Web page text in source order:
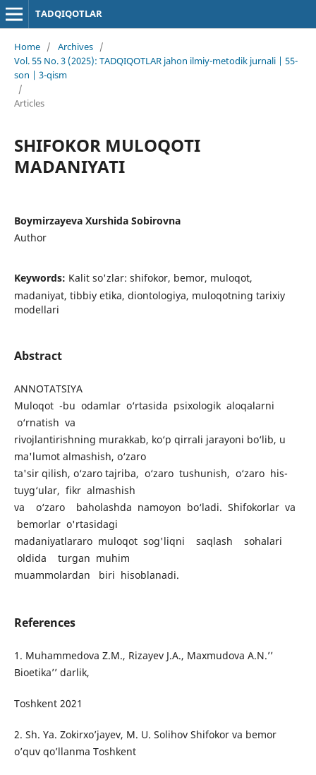
TADQIQOTLAR
Home / Archives /
Vol. 55 No. 3 (2025): TADQIQOTLAR jahon ilmiy-metodik jurnali | 55-
son | 3-qism
/
Articles
SHIFOKOR MULOQOTI
MADANIYATI
Boymirzayeva Xurshida Sobirovna
Author
Keywords: Kalit so'zlar: shifokor, bemor, muloqot,
madaniyat, tibbiy etika, diontologiya, muloqotning tarixiy
modellari
Abstract
ANNOTATSIYA
Muloqot -bu odamlar o‘rtasida psixologik aloqalarni
o‘rnatish va
rivojlantirishning murakkab, ko‘p qirrali jarayoni bo‘lib, u
ma'lumot almashish, o‘zaro
ta'sir qilish, o‘zaro tajriba, o‘zaro tushunish, o‘zaro his-
tuyg‘ular, fikr almashish
va o‘zaro baholashda namoyon bo‘ladi. Shifokorlar va
bemorlar o'rtasidagi
madaniyatlararo muloqot sog'liqni saqlash sohalari
oldida turgan muhim
muammolardan biri hisoblanadi.
References
1. Muhammedova Z.M., Rizayev J.A., Maxmudova A.N.’’
Bioetika’’ darlik,
Toshkent 2021
2. Sh. Ya. Zokirxo’jayev, M. U. Solihov Shifokor va bemor
o’quv qo’llanma Toshkent